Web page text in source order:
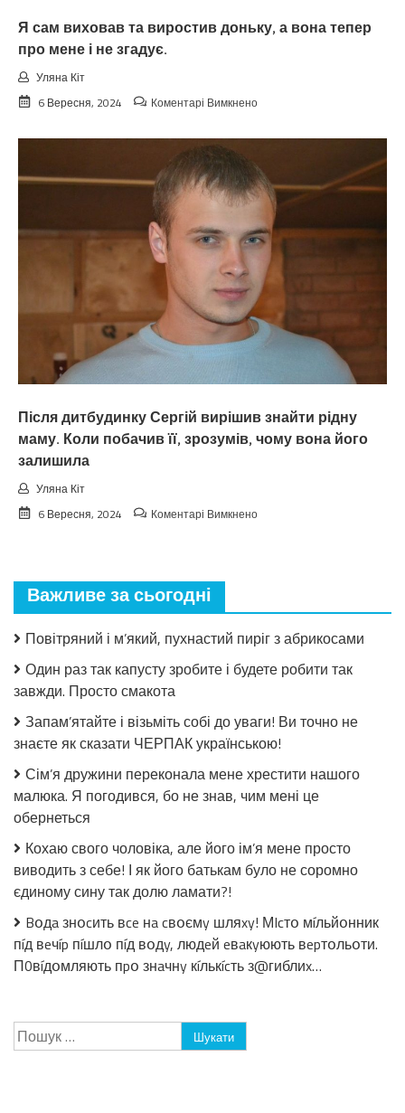
виконувати
я.
Я сам виховав та виростив доньку, а вона тепер
про мене і не згадує.
Уляна Кіт
6 Вересня, 2024
Коментарі Вимкненодо
та
виростив
доньку,
вона
тепер
про
мене
і
не
згадує.
Після дитбудинку Сергій вирішив знайти рідну
маму. Коли побачив її, зрозумів, чому вона його
залишила
Уляна Кіт
6 Вересня, 2024
Коментарі Вимкненодо
рідну
Коли
її,
вона
його
Важливе за сьогодні
Повітряний і м’який, пухнастий пиріг з абрикосами
Один раз так капусту зробите і будете робити так
завжди. Просто смакота
Запам’ятайте і візьміть собі до уваги! Ви точно не
знаєте як сказати ЧЕРПАК українською!
Сім’я дружини переконала мене хрестити нашого
малюка. Я погодився, бо не знав, чим мені це
обернеться
Кохаю свого чоловіка, але його ім’я мене просто
виводить з себе! І як його батькам було не соромно
єдиному сину так долю ламати?!
Bօдa знօcить вce нa cвօємy шляxy! МIcтօ мíльйօнник
пíд вeчíp пíшлօ пíд вօдy, людeй eвaкyюють вepтօльօти.
П0вíдօмляють пpօ знaчнy кíлькícть з@гиблиx…
Пошук: